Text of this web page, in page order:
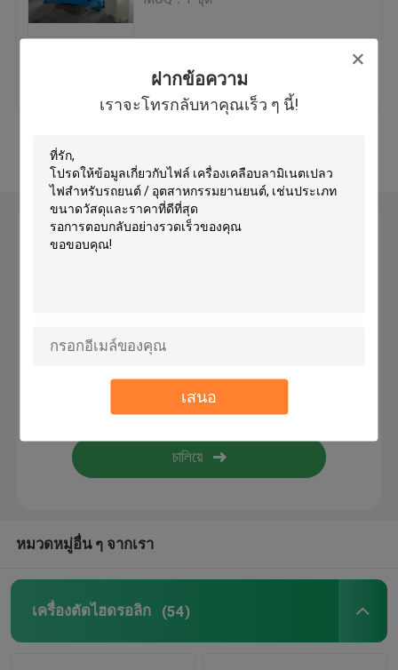
ฝากข้อความ
เราจะโทรกลับหาคุณเร็ว ๆ นี้!
เสนอ
เครื่องตัด Slitting
เครื่องตัดแถบผ้า
เครื่องตัดผ้า
เครื่องตัดคอมพิวเตอร์
เครื่องเคลือบลามิเนต
เครื่องทำถุงมือ
ราคาถูกที่สุด
ฝากข้อความ
หมวดหมู่อื่น ๆ จากเรา
เครื่องตัดไฮดรอลิก (54)